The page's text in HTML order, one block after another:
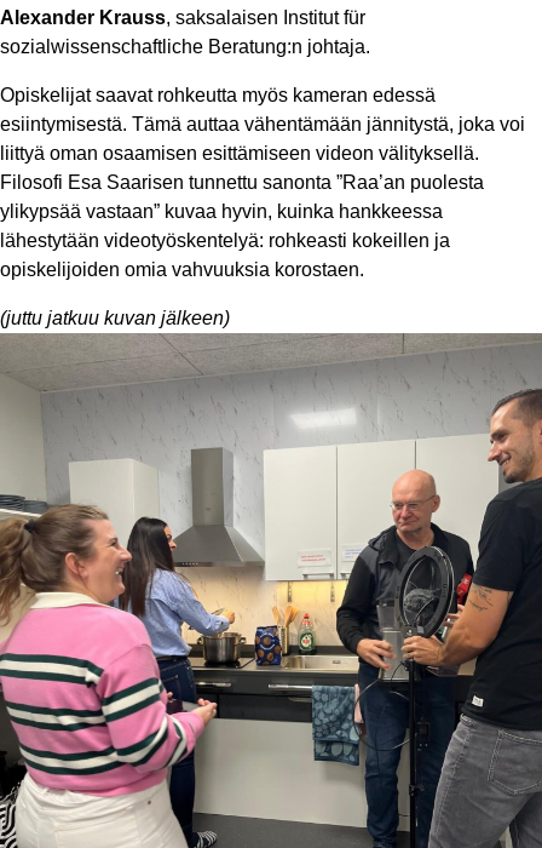
Alexander Krauss, saksalaisen Institut für
sozialwissenschaftliche Beratung:n johtaja.
Opiskelijat saavat rohkeutta myös kameran edessä
esiintymisestä. Tämä auttaa vähentämään jännitystä, joka voi
liittyä oman osaamisen esittämiseen videon välityksellä.
Filosofi Esa Saarisen tunnettu sanonta ”Raa’an puolesta
ylikypsää vastaan” kuvaa hyvin, kuinka hankkeessa
lähestytään videotyöskentelyä: rohkeasti kokeillen ja
opiskelijoiden omia vahvuuksia korostaen.
(juttu jatkuu kuvan jälkeen)